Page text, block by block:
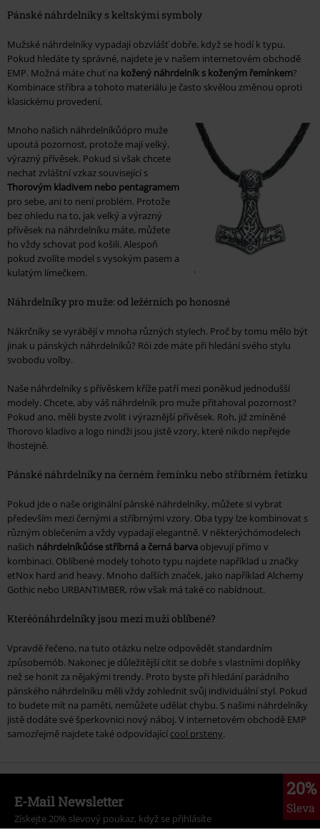
Pánské náhrdelníky s keltskými symboly
Mužské náhrdelníky vypadají obzvlášť dobře, když se hodí k typu.
Pokud hledáte ty správné, najdete je v našem internetovém obchodě
EMP. Možná máte chuť na kožený náhrdelník s koženým řemínkem?
Kombinace stříbra a tohoto materiálu je často skvělou změnou oproti
klasickému provedení.
Mnoho našich náhrdelníkůópro muže
upoutá pozornost, protože mají velký,
výrazný přívěsek. Pokud si však chcete
nechat zvláštní vzkaz související s
Thorovým kladivem nebo pentagramem
pro sebe, ani to není problém. Protože
bez ohledu na to, jak velký a výrazný
přívěsek na náhrdelníku máte, můžete
ho vždy schovat pod košili. Alespoň
pokud zvolíte model s vysokým pasem a
kulatým límečkem.
.
Náhrdelníky pro muže: od ležérních po honosné
Nákrčníky se vyrábějí v mnoha různých stylech. Proč by tomu mělo být
jinak u pánských náhrdelníků? Rói zde máte při hledání svého stylu
svobodu volby.
Naše náhrdelníky s přívěskem kříže patří mezi poněkud jednodušší
modely. Chcete, aby váš náhrdelník pro muže přitahoval pozornost?
Pokud ano, měli byste zvolit i výraznější přívěsek. Roh, již zmíněné
Thorovo kladivo a logo nindži jsou jistě vzory, které nikdo nepřejde
lhostejně.
Pánské náhrdelníky na černém řemínku nebo stříbrném řetízku
Pokud jde o naše originální pánské náhrdelníky, můžete si vybrat
především mezi černými a stříbrnými vzory. Oba typy lze kombinovat s
různým oblečením a vždy vypadají elegantně. V některýchómodelech
našich náhrdelníkůóse stříbrná a černá barva objevují přímo v
kombinaci. Oblíbené modely tohoto typu najdete například u značky
etNox hard and heavy. Mnoho dalších značek, jako například Alchemy
Gothic nebo URBANTIMBER, rów však má také co nabídnout.
Kteréónáhrdelníky jsou mezi muži oblíbené?
Vpravdě řečeno, na tuto otázku nelze odpovědět standardním
způsobemób. Nakonec je důležitější cítit se dobře s vlastními doplňky
než se honit za nějakými trendy. Proto byste při hledání parádního
pánského náhrdelníku měli vždy zohlednit svůj individuální styl. Pokud
to budete mít na paměti, nemůžete udělat chybu. S našimi náhrdelníky
jistě dodáte své šperkovnici nový náboj. V internetovém obchodě EMP
samozřejmě najdete také odpovídající cool prsteny.
20%
Sleva
E-Mail Newsletter
Získejte 20% slevový poukaz, když se přihlásíte
teď!Více